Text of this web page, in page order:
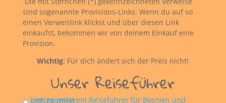
sind sogenannte Provisions-Links. Wenn du auf so
einen Verweislink klickst und über diesen Link
einkaufst, bekommen wir von deinem Einkauf eine
Provision.
Wichtig: Für dich ändert sich der Preis nicht!
Unser Reiseführer